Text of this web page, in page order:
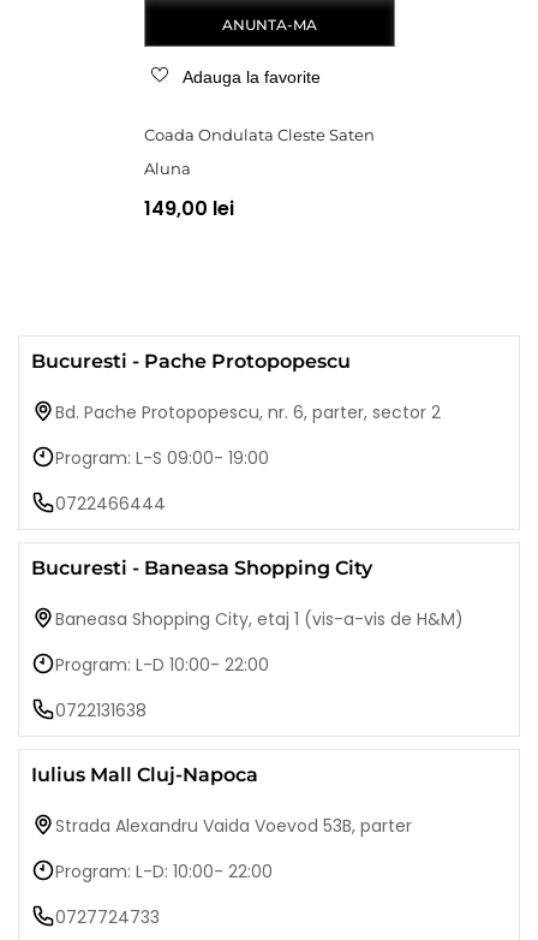
ANUNTA-MA
Adauga la favorite
Coada Ondulata Cleste Saten
Aluna
149,00 lei
Bucuresti - Pache Protopopescu
Bd. Pache Protopopescu, nr. 6, parter, sector 2
Program: L-S 09:00- 19:00
0722466444
Bucuresti - Baneasa Shopping City
Baneasa Shopping City, etaj 1 (vis-a-vis de H&M)
Program: L-D 10:00- 22:00
0722131638
Iulius Mall Cluj-Napoca
Strada Alexandru Vaida Voevod 53B, parter
Program: L-D: 10:00- 22:00
0727724733